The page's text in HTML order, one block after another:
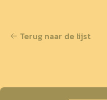
Terug naar de lijst